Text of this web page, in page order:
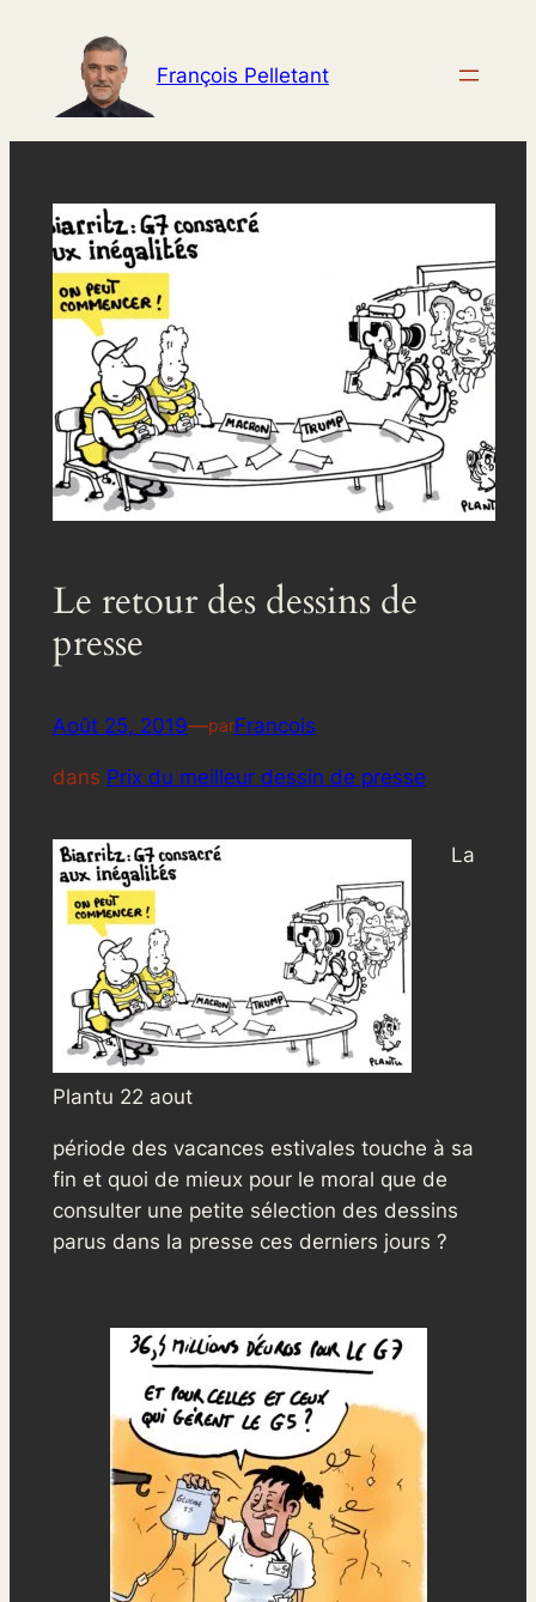
contenu
François Pelletant
Le retour des dessins de
presse
Août 25, 2019—parFrancois
dans Prix du meilleur dessin de presse
Plantu 22 aout
La
période des vacances estivales touche à sa
fin et quoi de mieux pour le moral que de
consulter une petite sélection des dessins
parus dans la presse ces derniers jours ?